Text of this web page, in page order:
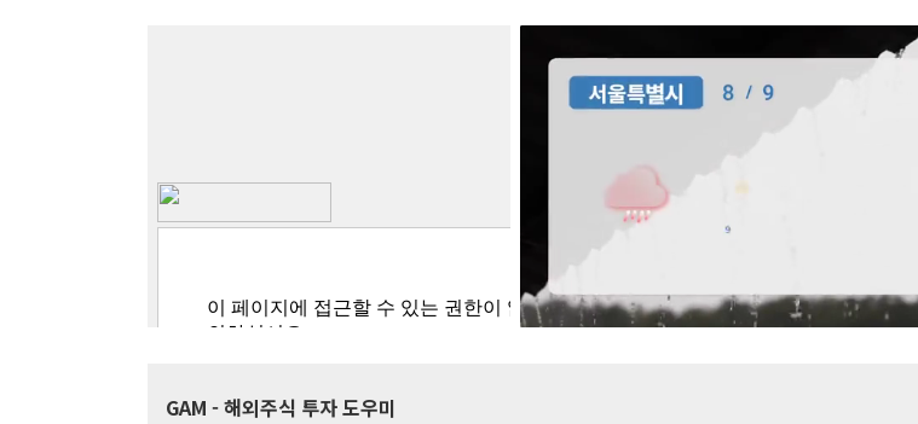
GAM - 해외주식 투자 도우미